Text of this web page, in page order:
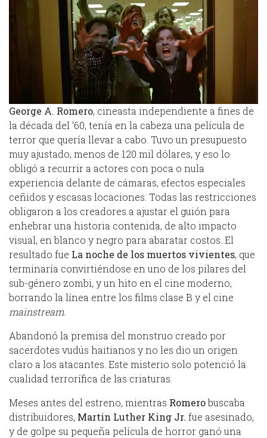
George A. Romero, cineasta independiente a fines de
la década del ‘60, tenía en la cabeza una película de
terror que quería llevar a cabo. Tuvo un presupuesto
muy ajustado, menos de 120 mil dólares, y eso lo
obligó a recurrir a actores con poca o nula
experiencia delante de cámaras, efectos especiales
ceñidos y escasas locaciones. Todas las restricciones
obligaron a los creadores a ajustar el guión para
enhebrar una historia contenida, de alto impacto
visual, en blanco y negro para abaratar costos. El
resultado fue La noche de los muertos vivientes, que
terminaría convirtiéndose en uno de los pilares del
sub-género zombi, y un hito en el cine moderno,
borrando la línea entre los films clase B y el cine
mainstream.
Abandonó la premisa del monstruo creado por
sacerdotes vudús haitianos y no les dio un origen
claro a los atacantes. Este misterio solo potenció la
cualidad terrorífica de las criaturas.
Meses antes del estreno, mientras Romerobuscaba
distribuidores, Martin Luther King Jr. fue asesinado,
y de golpe su pequeña película de horror ganó una